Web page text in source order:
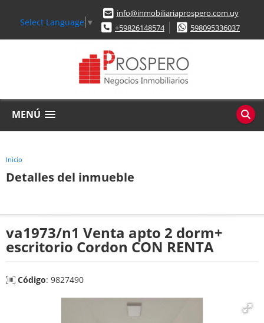
Select Language ▼
info@inmobiliariaprospero.com.uy
+59826148574
598095336037
MENÚ
Inicio
Detalles del inmueble
va1973/n1 Venta apto 2 dorm+
escritorio Cordon CON RENTA
Código: 9827490